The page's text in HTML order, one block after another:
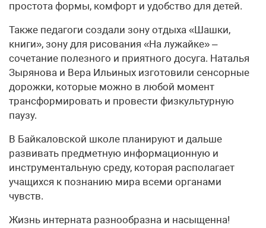
простота формы, комфорт и удобство для детей.
Также педагоги создали зону отдыха «Шашки,
книги», зону для рисования «На лужайке» –
сочетание полезного и приятного досуга. Наталья
Зырянова и Вера Ильиных изготовили сенсорные
дорожки, которые можно в любой момент
трансформировать и провести физкультурную
паузу.
В Байкаловской школе планируют и дальше
развивать предметную информационную и
инструментальную среду, которая располагает
учащихся к познанию мира всеми органами
чувств.
Жизнь интерната разнообразна и насыщенна!